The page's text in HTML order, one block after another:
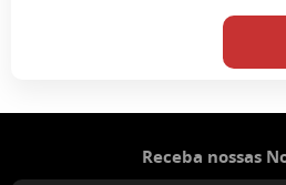
Receba nossas